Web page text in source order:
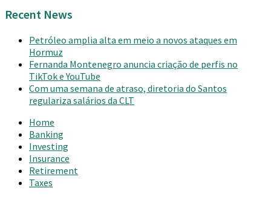
Recent News
Petróleo amplia alta em meio a novos ataques em
Hormuz
Fernanda Montenegro anuncia criação de perfis no
TikTok e YouTube
Com uma semana de atraso, diretoria do Santos
regulariza salários da CLT
Home
Banking
Investing
Insurance
Retirement
Taxes